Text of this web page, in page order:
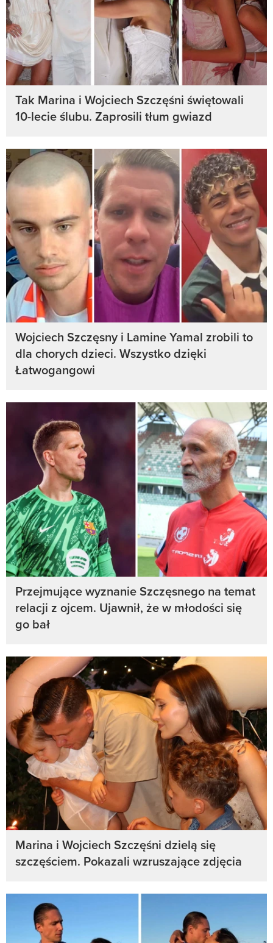
Tak Marina i Wojciech Szczęśni świętowali
10-lecie ślubu. Zaprosili tłum gwiazd
Wojciech Szczęsny i Lamine Yamal zrobili to
dla chorych dzieci. Wszystko dzięki
Łatwogangowi
Przejmujące wyznanie Szczęsnego na temat
relacji z ojcem. Ujawnił, że w młodości się
go bał
Marina i Wojciech Szczęśni dzielą się
szczęściem. Pokazali wzruszające zdjęcia